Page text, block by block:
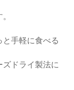
手軽に食べる
ドライ製法に